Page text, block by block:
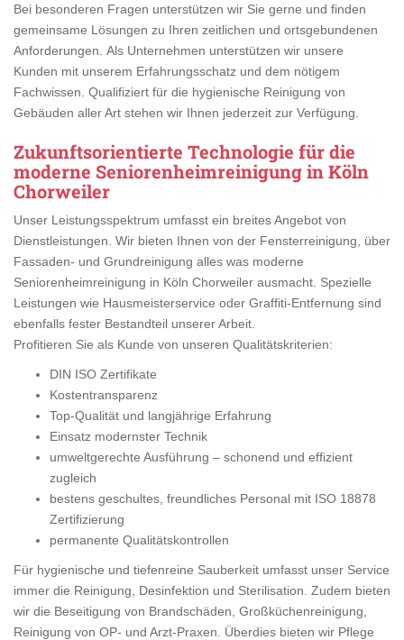
Bei besonderen Fragen unterstützen wir Sie gerne und finden
gemeinsame Lösungen zu Ihren zeitlichen und ortsgebundenen
Anforderungen. Als Unternehmen unterstützen wir unsere
Kunden mit unserem Erfahrungsschatz und dem nötigem
Fachwissen. Qualifiziert für die hygienische Reinigung von
Gebäuden aller Art stehen wir Ihnen jederzeit zur Verfügung.
Zukunftsorientierte Technologie für die
moderne Seniorenheimreinigung in Köln
Chorweiler
Unser Leistungsspektrum umfasst ein breites Angebot von
Dienstleistungen. Wir bieten Ihnen von der Fensterreinigung, über
Fassaden- und Grundreinigung alles was moderne
Seniorenheimreinigung in Köln Chorweiler ausmacht. Spezielle
Leistungen wie Hausmeisterservice oder Graffiti-Entfernung sind
ebenfalls fester Bestandteil unserer Arbeit.
Profitieren Sie als Kunde von unseren Qualitätskriterien:
DIN ISO Zertifikate
Kostentransparenz
Top-Qualität und langjährige Erfahrung
Einsatz modernster Technik
umweltgerechte Ausführung – schonend und effizient
zugleich
bestens geschultes, freundliches Personal mit ISO 18878
Zertifizierung
permanente Qualitätskontrollen
Für hygienische und tiefenreine Sauberkeit umfasst unser Service
immer die Reinigung, Desinfektion und Sterilisation. Zudem bieten
wir die Beseitigung von Brandschäden, Großküchenreinigung,
Reinigung von OP- und Arzt-Praxen. Überdies bieten wir Pflege